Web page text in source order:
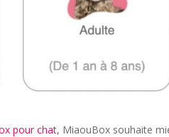
pour chat, MiaouBox souhaite